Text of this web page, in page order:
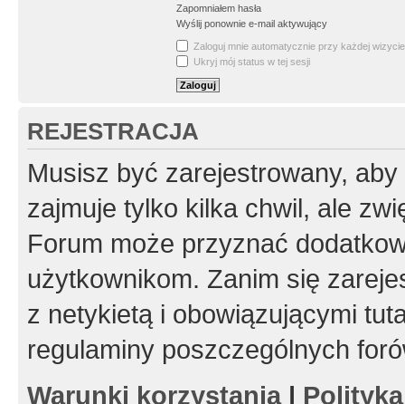
Zapomniałem hasła
Wyślij ponownie e-mail aktywujący
Zaloguj mnie automatycznie przy każdej wizycie
Ukryj mój status w tej sesji
REJESTRACJA
Musisz być zarejestrowany,
zajmuje tylko kilka chwil, ale
Forum może przyznać
użytkownikom. Zanim się
z netykietą i obowiązującymi
regulaminy poszczególnych
Warunki korzystania|